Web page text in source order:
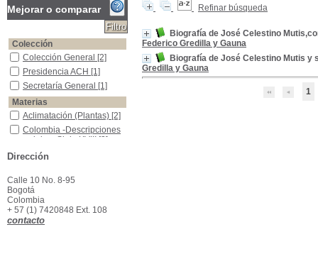
Refinar búsqueda
Biografía de José Celestino
Federico Gredilla y Gauna
Biografía de José Celestino Mutis
Gredilla y Gauna
1
Mejorar o comparar
Colección
Colección General
Colección General [2]
Presidencia ACH
Presidencia ACH [1]
Secretaría General
Secretaría General [1]
Materias
Aclimatación (Plantas)
Aclimatación (Plantas) [2]
Colombia -Descripciones y viajes -Siglo XVIII
Colombia -Descripciones
y viajes -Siglo XVIII [2]
Historia natural -Clasificación
Historia natural -
Clasificación
Real Expedición Botánica del Nuevo Reino de Granada, 1783-1808
Real Expedición Botánica
del Nuevo Reino de
Granada, 1783-1808
Dirección
Calle 10 No. 8-95
Bogotá
Colombia
+ 57 (1) 7420848 Ext. 108
contacto